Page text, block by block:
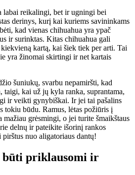
labai reikalingi, bet ir ugningi bei
derinys, kurį kai kuriems savininkams
kad vienas chihuahua yra ypač
ir surinktas. Kitas chihuahua gali
kartą, kai šiek tiek per arti. Tai
yra žinomai skirtingi ir net kartais
šuniukų, svarbu nepamiršti, kad
taigi, kai už jų kyla ranka, suprantama,
ir veikti gynybiškai. Ir jei tai pašalins
tokiu būdu. Ramus, lėtas požiūris į
mažiau grėsmingi, o jei turite šmaikštaus
delnų ir pateikite išorinį rankos
nuo aligatoriaus dantų!
būti priklausomi ir